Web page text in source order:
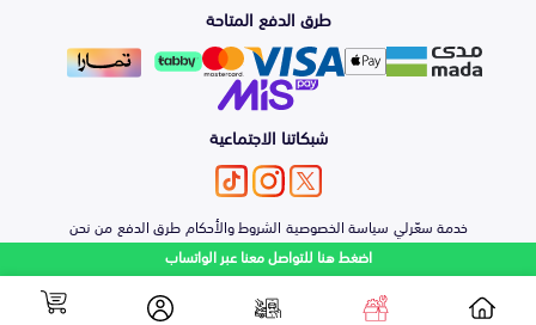
اضغط هنا للتواصل معنا عبر الواتساب
الشمعات
والاصطبات (الاضاءة)
الفرامل والأقمشة
الأبواب، الرفرف
والكبوت
اكسسوارات العناية
الزيوت و السوائل
التلميع والعناية
حماية مقدمة السيارة
والصدمات
هيونداي
كيا
نيسان
طرق الدفع المتاحة
شبكاتنا الاجتماعية
خدمة سعّرلي سياسة الخصوصية الشروط والأحكامطرق الدفعمن نحن